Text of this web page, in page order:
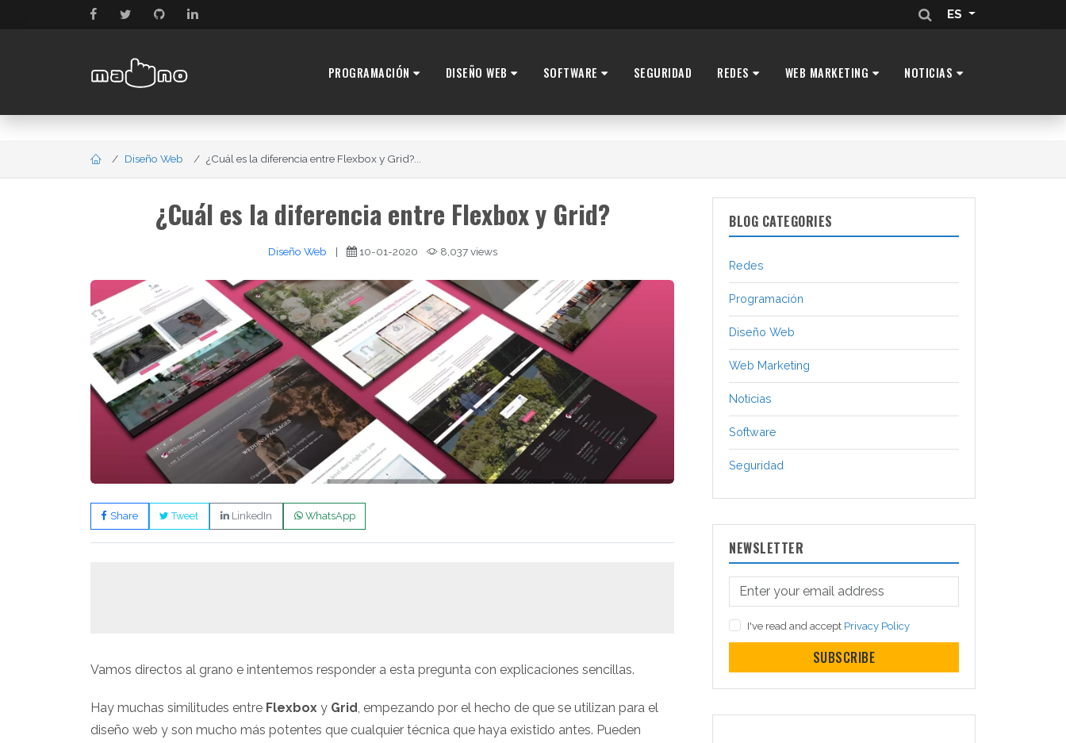
ES
PROGRAMACIÓN DISEÑO WEB SOFTWARE SEGURIDAD REDES WEB MARKETING NOTICIAS
Diseño Web ¿Cuál es la diferencia entre Flexbox y Grid?...
¿Cuál es la diferencia entre Flexbox y Grid?
Diseño Web | 10-01-2020 8,037 views
Share Tweet LinkedIn WhatsApp
Vamos directos al grano e intentemos responder a esta pregunta con explicaciones sencillas.
Hay muchas similitudes entre Flexbox y Grid , empezando por el hecho de que se utilizan para el
diseño web y son mucho más potentes que cualquier técnica que haya existido antes. Pueden
BLOG CATEGORIES
Redes
Programación
Diseño Web
Web Marketing
Noticias
Software
Seguridad
NEWSLETTER
I've read and accept Privacy Policy
SUBSCRIBE